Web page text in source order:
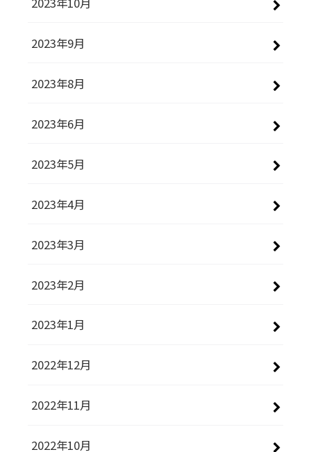
2023年9月
2023年8月
2023年6月
2023年5月
2023年4月
2023年3月
2023年2月
2023年1月
2022年12月
2022年11月
2022年10月